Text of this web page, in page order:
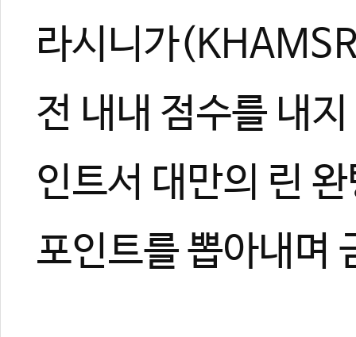
라시니가
전 내내 점수를 내
인트서 대만의 린
포인트를 뽑아내며